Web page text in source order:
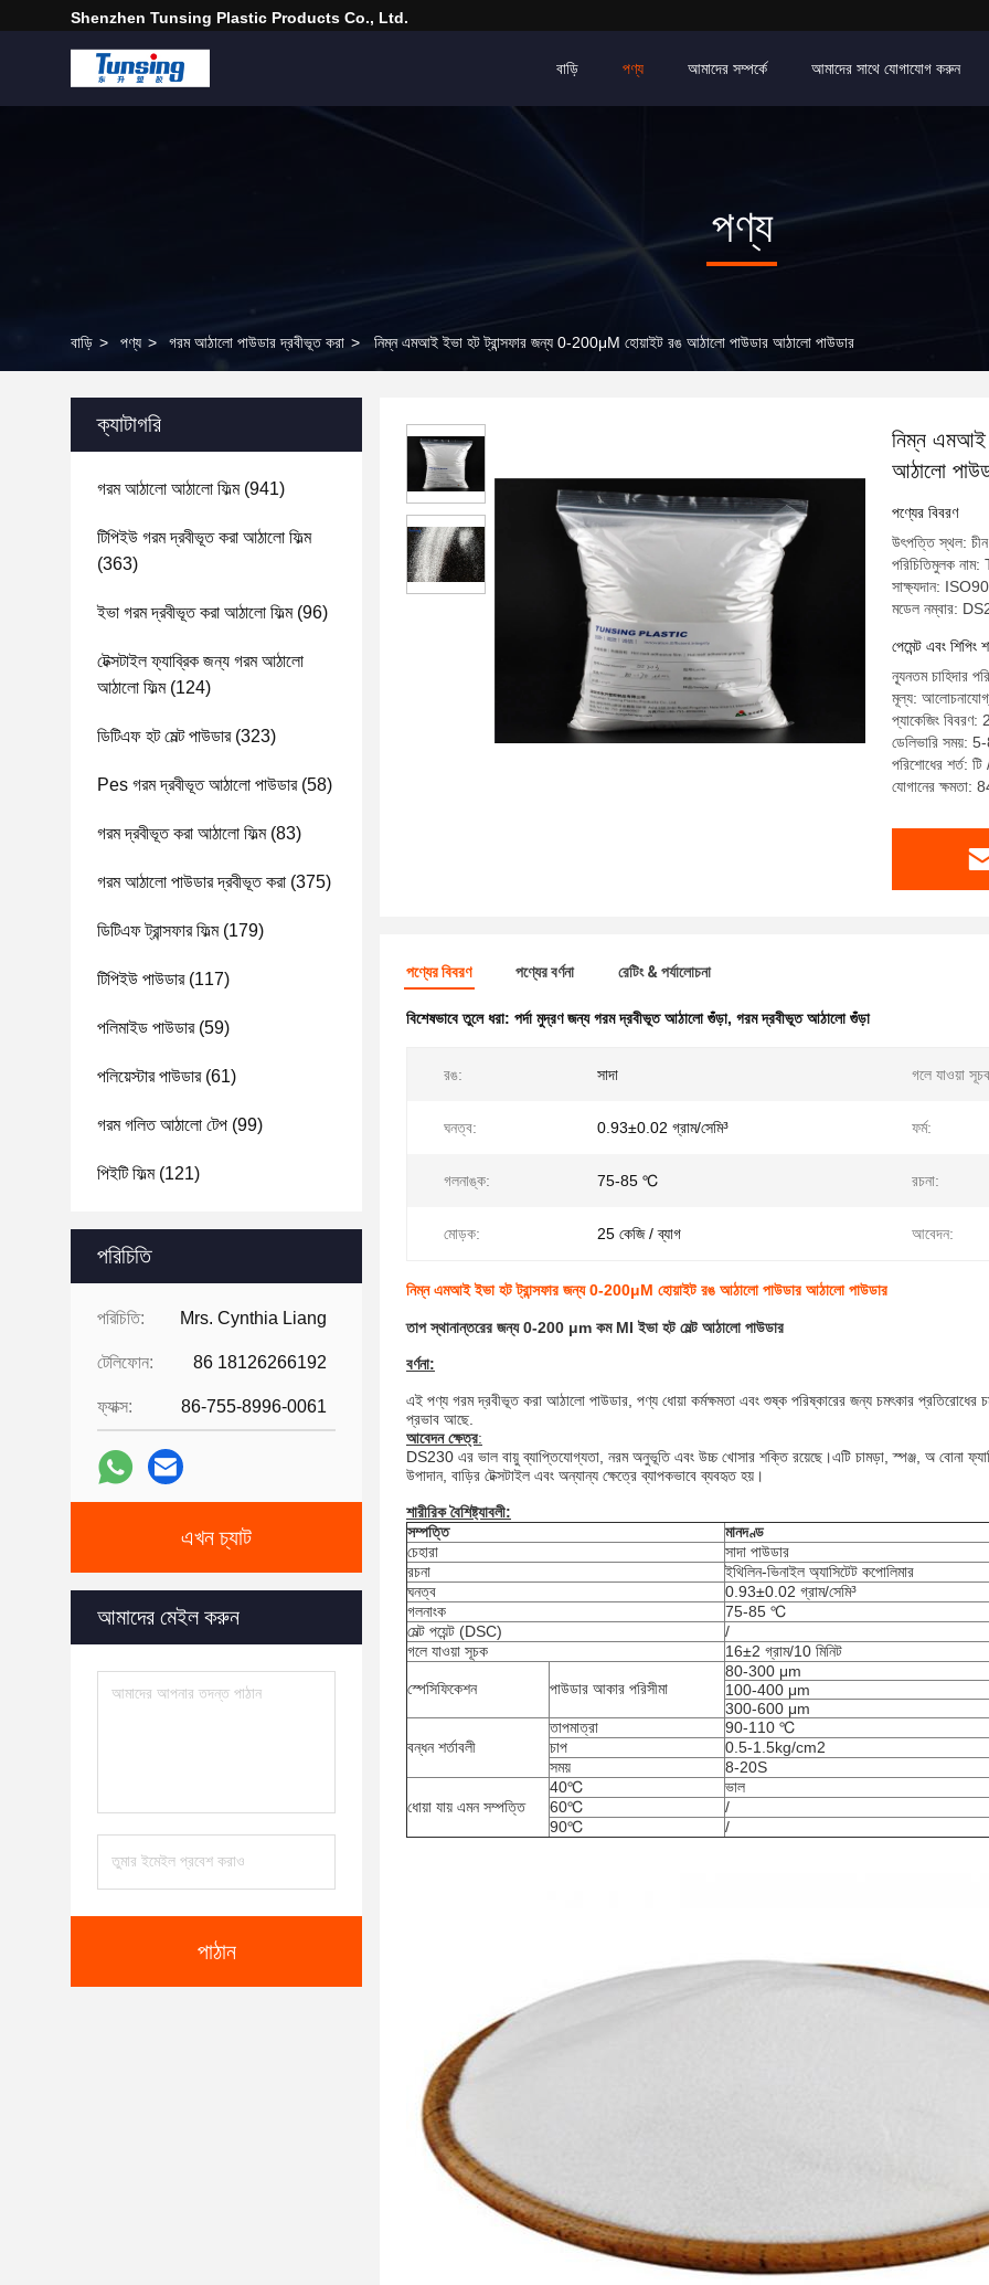
Shenzhen Tunsing Plastic Products Co., Ltd.
বাড়ি পণ্য আমাদের সম্পর্কে আমাদের সাথে যোগাযোগ করুন
পণ্য
বাড়ি > পণ্য > গরম আঠালো পাউডার দ্রবীভূত করা > নিম্ন এমআই ইভা হট ট্রান্সফার জন্য 0-200μM হোয়াইট রঙ আঠালো পাউডার আঠালো পাউডার
ক্যাটাগরি
গরম আঠালো আঠালো ফিল্ম(941)
টিপিইউ গরম দ্রবীভূত করা আঠালো ফিল্ম
(363)
ইভা গরম দ্রবীভূত করা আঠালো ফিল্ম(96)
টেক্সটাইল ফ্যাব্রিক জন্য গরম আঠালো
আঠালো ফিল্ম(124)
ডিটিএফ হট মেল্ট পাউডার(323)
Pes গরম দ্রবীভূত আঠালো পাউডার(58)
গরম দ্রবীভূত করা আঠালো ফিল্ম(83)
গরম আঠালো পাউডার দ্রবীভূত করা (375)
ডিটিএফ ট্রান্সফার ফিল্ম(179)
টিপিইউ পাউডার(117)
পলিমাইড পাউডার(59)
পলিয়েস্টার পাউডার(61)
গরম গলিত আঠালো টেপ (99)
পিইটি ফিল্ম(121)
পরিচিতি
পরিচিতি: Mrs. Cynthia Liang
টেলিফোন: 86 18126266192
ফ্যাক্স: 86-755-8996-0061
এখন চ্যাট
আমাদের মেইল ​​করুন
পাঠান
নিম্ন এমআই
আঠালো
পণ্যের বিবরণ
উৎপত্তি স্থল: চীন
পরিচিতিমুলক
সাক্ষ্যদান:
মডেল নম্বার:
পেমেন্ট এবং শিপিং
ন্যূনতম চাহিদার
মূল্য:
প্যাকেজিং
ডেলিভারি সময়:
পরিশোধের শর্ত: টি
যোগানের ক্ষমতা:
পণ্যের বিবরণ পণ্যের বর্ণনা রেটিং & পর্যালোচনা
বিশেষভাবে তুলে ধরা: পর্দা মুদ্রণ জন্য গরম দ্রবীভূত আঠালো গুঁড়া, গরম দ্রবীভূত আঠালো গুঁড়া
রঙ: সাদা গলে যাওয়া
ঘনত্ব: 0.93±0.02 গ্রাম/সেমি³ ফর্ম:
গলনাঙ্ক: 75-85 ℃ রচনা:
মোড়ক: 25 কেজি / ব্যাগ আবেদন:
নিম্ন এমআই ইভা হট ট্রান্সফার জন্য 0-200μM হোয়াইট রঙ আঠালো পাউডার আঠালো পাউডার
তাপ স্থানান্তরের জন্য 0-200 μm কম MI ইভা হট মেল্ট আঠালো পাউডার
বর্ণনা:
এই পণ্য গরম দ্রবীভূত করা আঠালো পাউডার, পণ্য ধোয়া কর্মক্ষমতা এবং শুষ্ক পরিষ্কারের জন্য চমৎকার প্রতিরোধের
প্রভাব আছে.
আবেদন ক্ষেত্র:
DS230 এর ভাল বায়ু ব্যাপ্তিযোগ্যতা, নরম অনুভূতি এবং উচ্চ খোসার শক্তি রয়েছে।এটি চামড়া, স্পঞ্জ, অ বোনা
উপাদান, বাড়ির টেক্সটাইল এবং অন্যান্য ক্ষেত্রে ব্যাপকভাবে ব্যবহৃত হয়।
শারীরিক বৈশিষ্ট্যাবলী:
সম্পত্তি
মানদণ্ড
চেহারা
সাদা পাউডার
রচনা
ইথিলিন-ভিনাইল অ্যাসিটেট কপোলিমার
ঘনত্ব
0.93±0.02 গ্রাম/সেমি³
গলনাংক
75-85 ℃
মেল্ট পয়েন্ট (DSC)
/
গলে যাওয়া সূচক
16±2 গ্রাম/10 মিনিট
স্পেসিফিকেশন পাউডার আকার পরিসীমা
80-300 μm
100-400 μm
300-600 μm
বন্ধন শর্তাবলী
তাপমাত্রা
90-110 ℃
চাপ
0.5-1.5kg/cm2
সময়
8-20S
ধোয়া যায় এমন সম্পত্তি
40℃
ভাল
60℃
/
90℃
/